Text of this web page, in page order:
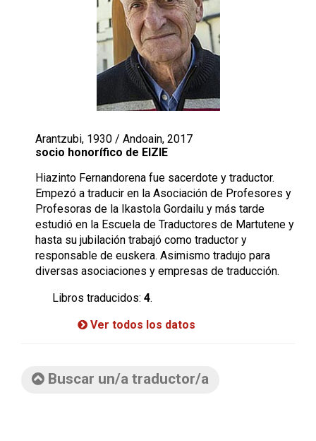
Arantzubi, 1930 / Andoain, 2017
socio honorífico de EIZIE
Hiazinto Fernandorena fue sacerdote y traductor.
Empezó a traducir en la Asociación de Profesores y
Profesoras de la Ikastola Gordailu y más tarde
estudió en la Escuela de Traductores de Martutene y
hasta su jubilación trabajó como traductor y
responsable de euskera. Asimismo tradujo para
diversas asociaciones y empresas de traducción.
Libros traducidos: 4.
Ver todos los datos
Buscar un/a traductor/a